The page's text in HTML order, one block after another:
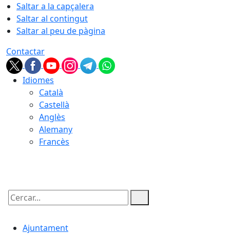
Saltar a la capçalera
Saltar al contingut
Saltar al peu de pàgina
Contactar
Idiomes
Català
Castellà
Anglès
Alemany
Francès
Cercar:
Ajuntament